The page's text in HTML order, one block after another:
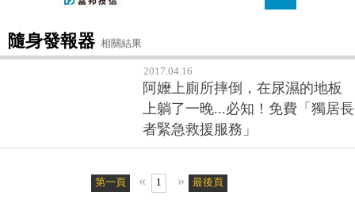
隨身發報器 相關結果
2017.04.16
阿嬤上廁所摔倒，在尿濕的地板
上躺了一晚...必知！免費「獨居長
者緊急救援服務」
第一頁 « 1 » 最後頁